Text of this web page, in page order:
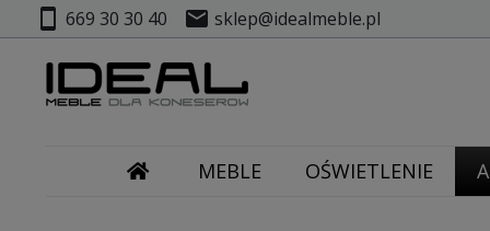
smartphone 669 30 30 40 mail sklep@idealmeble.pl
MEBLE OŚWIETLENIE